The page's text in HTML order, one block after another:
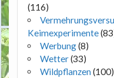
(116)
Keimexperimente
Werbung(8)
Wetter(33)
Wildpflanzen (100)